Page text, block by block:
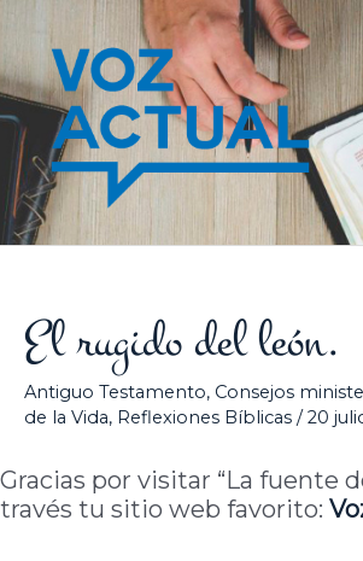
contenido
El rugido del león.
Antiguo Testamento, Consejos
de la Vida, Reflexiones Bíblicas /20
Gracias por visitar “La fuente
través tu sitio web favorito: